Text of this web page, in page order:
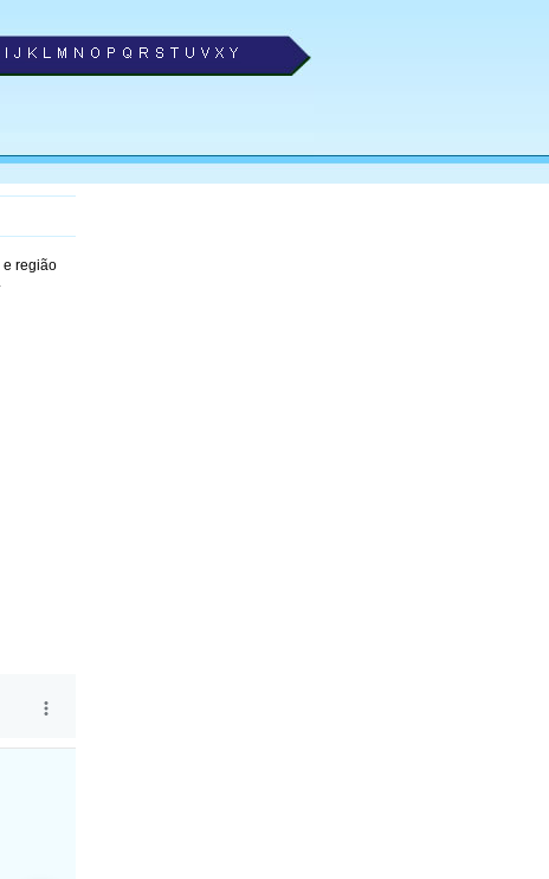
e região